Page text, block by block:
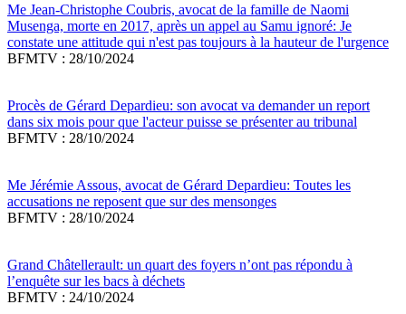
Me Jean-Christophe Coubris, avocat de la famille de Naomi
Musenga, morte en 2017, après un appel au Samu ignoré: Je
constate une attitude qui n'est pas toujours à la hauteur de l'urgence
BFMTV : 28/10/2024
Procès de Gérard Depardieu: son avocat va demander un report
dans six mois pour que l'acteur puisse se présenter au tribunal
BFMTV : 28/10/2024
Me Jérémie Assous, avocat de Gérard Depardieu: Toutes les
accusations ne reposent que sur des mensonges
BFMTV : 28/10/2024
Grand Châtellerault: un quart des foyers n’ont pas répondu à
l’enquête sur les bacs à déchets
BFMTV : 24/10/2024